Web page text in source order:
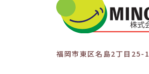
福岡市東区名島2丁目25-1